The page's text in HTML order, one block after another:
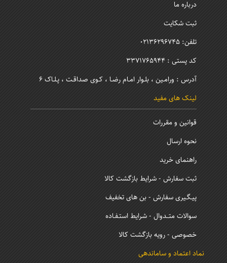
درباره ما
ثبت شکایت
تلفن: 02136296745
کد پستی : 3371765944
آدرس : ورامـین ، بلـوار امـام رضـا ، کـوی صداقـت ، پـلـاک 6
لینک های مفید
قوانین و مقررات
نحوه ارسال
راهنمای خرید
ثبت سفارش - شرایط بازگشت کالا
پیـگـیری سفارش - بن های تخفیف
سوالات متــدوال - شرایط استـفـاده
خصوصی - رویه بازگشت کالا
نماد اعتماد و ساماندهی